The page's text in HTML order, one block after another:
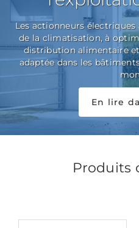
Les actionneurs
de la climatisation, à
distribution alimentaire
adaptée dans les
En lire
Produits